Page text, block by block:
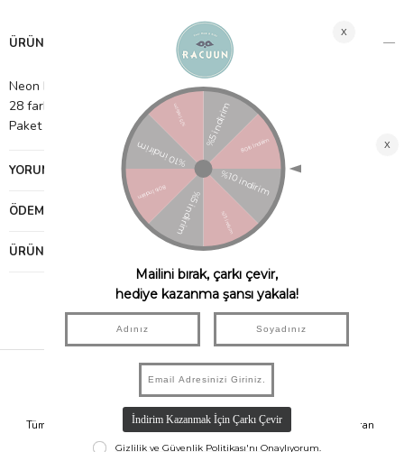
ÜRÜN ÖZELLIKLERI
Neon baskı ve gümüş holografik folyo detay
28 farklı tasarımda 500 çıkartma
Paket Boyutu: 65mm x 65mm x 65mm
YORUMLAR
ÖDEME SEÇENEKLERI
ÜRÜN ÖNERILERI
Hızlı Kargo
Tüm Siparişleriniz Aynı Gün 14.00'a
Kadar Kargolanır.
Taksit İmkanı
Tüm Ürünlerde 6 Aya Kadar Varan
Taksit İmkanı!